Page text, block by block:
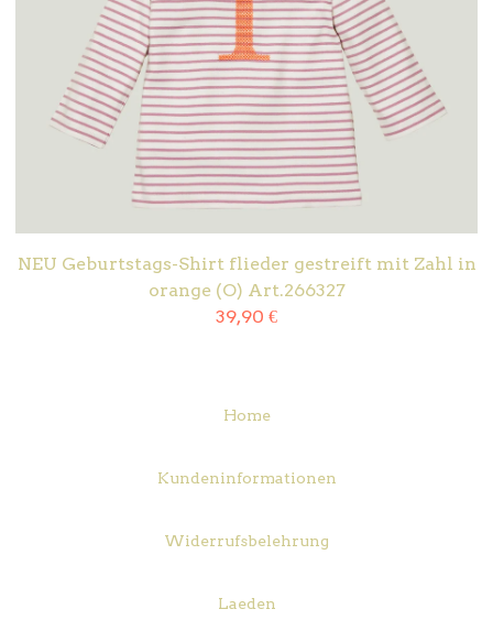
NEU Geburtstags-Shirt flieder gestreift mit Zahl in
orange (O) Art.266327
39,90 €
Home
Kundeninformationen
Widerrufsbelehrung
Laeden